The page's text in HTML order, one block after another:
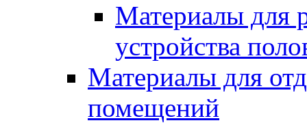
Материалы для
устройства
Материалы для
помещений